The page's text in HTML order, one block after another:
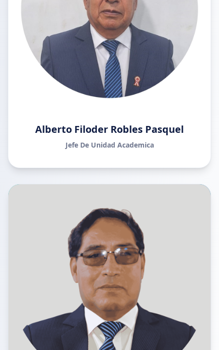
Alberto Filoder Robles Pasquel
Jefe De Unidad Academica